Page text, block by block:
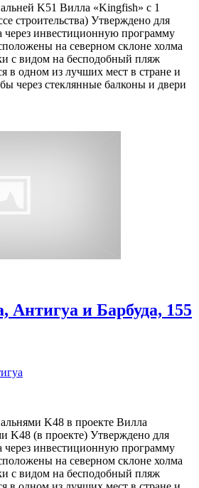
K51 Вилла «Kingfish» с 1
строительства) Утверждено для
через инвестиционную программу
на северном склоне холма
с видом на бесподобный пляж
в одном из лучших мест в стране и
через стеклянные балконы и двери
Антигуа и Барбуда, 155
K48 в проекте Вилла
K48 (в проекте) Утверждено для
через инвестиционную программу
на северном склоне холма
с видом на бесподобный пляж